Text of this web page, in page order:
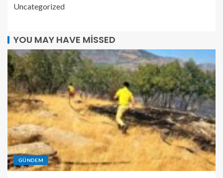
Uncategorized
YOU MAY HAVE MISSED
GÜNDEM